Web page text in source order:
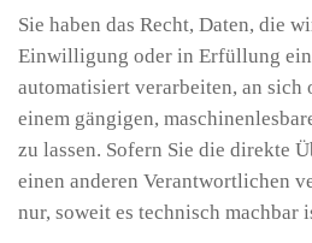
Sie haben das Recht, Daten, die
Einwilligung oder in Erfüllung
automatisiert verarbeiten, an sich
einem gängigen,
zu lassen. Sofern Sie die direkte
einen anderen Verantwortlichen
nur, soweit es technisch machbar